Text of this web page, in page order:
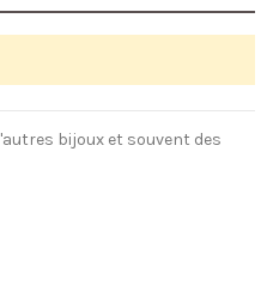
bijoux et souvent des